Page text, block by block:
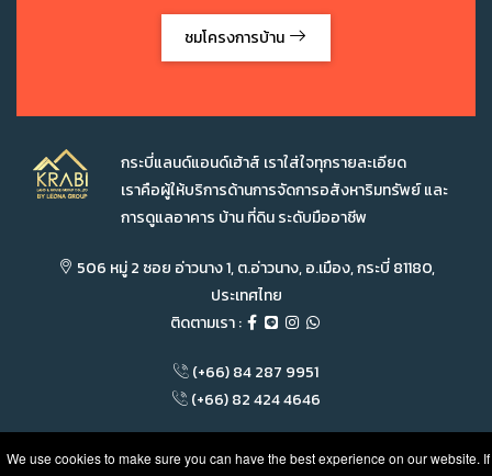
ชมโครงการบ้าน
กระบี่แลนด์แอนด์เฮ้าส์ เราใส่ใจทุกรายละเอียด
เราคือผู้ให้บริการด้านการจัดการอสังหาริมทรัพย์ และ
การดูแลอาคาร บ้าน ที่ดิน ระดับมืออาชีพ
506 หมู่ 2 ซอย อ่าวนาง 1, ต.อ่าวนาง, อ.เมือง, กระบี่ 81180,
ประเทศไทย
ติดตามเรา :
(+66) 84 287 9951
(+66) 82 424 4646
หน้าแรก|โครงการของเรา|สำหรับขาย|สำหรับเช่า|โปรโมชั่น|ติดต่อเรา
We use cookies to make sure you can have the best experience on our website. If